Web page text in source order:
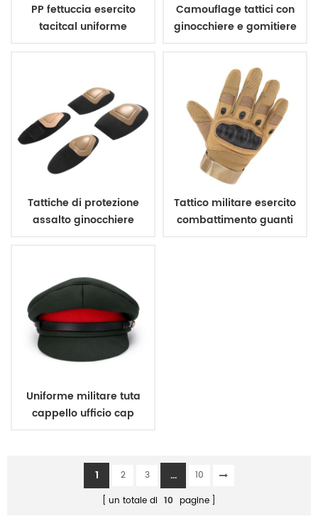
PP fettuccia esercito
tacitcal uniforme
Camouflage tattici con
ginocchiere e gomitiere
Tattiche di protezione
assalto ginocchiere
Tattico militare esercito
combattimento guanti
Uniforme militare tuta
cappello ufficio cap
1 2 3 ...
10
un totale di 10 pagine